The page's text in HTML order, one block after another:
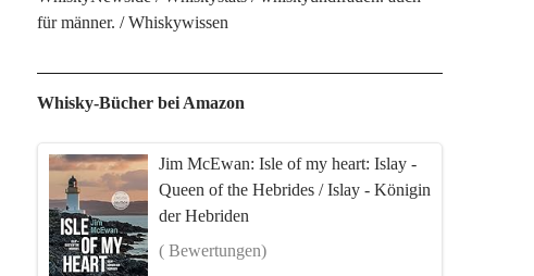
für männer.
Whiskywissen
Whisky-Bücher bei Amazon
Jim McEwan: Isle of my heart: Islay -
Queen of the Hebrides / Islay - Königin
der Hebriden
( Bewertungen)